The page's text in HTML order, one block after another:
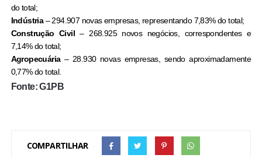
do total;
Indústria– 294.907 novas empresas, representando 7,83% do total;
Construção Civil – 268.925 novos negócios, correspondentes e
7,14% do total;
Agropecuária– 28.930 novas empresas, sendo aproximadamente
0,77% do total.
Fonte: G1PB
COMPARTILHAR